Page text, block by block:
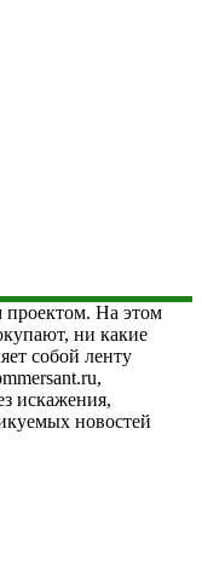
проектом. На этом
ни какие
собой ленту
искажения,
новостей